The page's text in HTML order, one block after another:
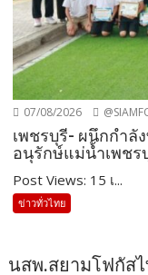
07/08/2026
เพชรบุรี- ผนึกกำลั
อนุรักษ์แม่น้ำเพชร
Post Views: 15 เ...
ข่าวทั่วไทย
นสพ.สยามโฟกัส